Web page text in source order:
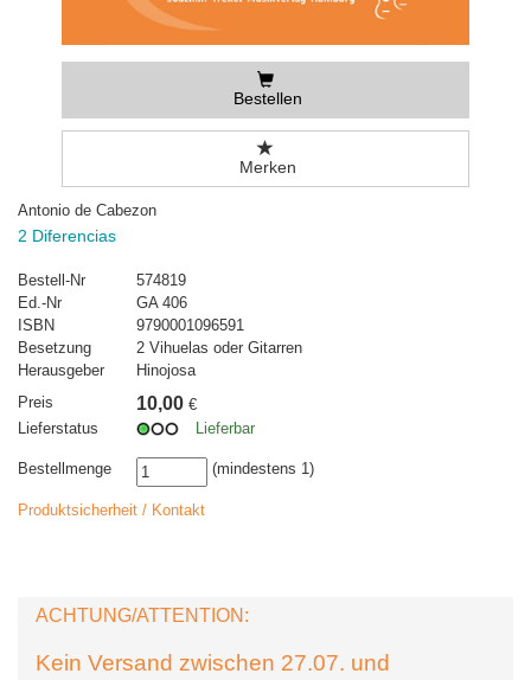
Bestellen
Merken
Antonio de Cabezon
2 Diferencias
Bestell-Nr
574819
Ed.-Nr
GA 406
ISBN
9790001096591
Besetzung
2 Vihuelas oder Gitarren
Herausgeber
Hinojosa
Preis
10,00 €
Lieferstatus
Lieferbar
Bestellmenge (mindestens 1)
Produktsicherheit / Kontakt
ACHTUNG/ATTENTION:
Kein Versand zwischen 27.07. und